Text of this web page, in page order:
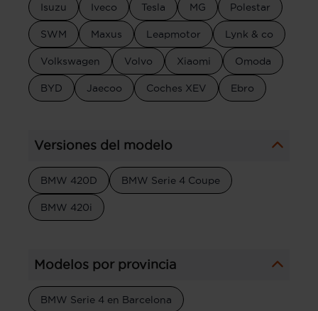
Isuzu Iveco Tesla MG Polestar
SWM Maxus Leapmotor Lynk & co
Volkswagen Volvo Xiaomi Omoda
BYD Jaecoo Coches XEV Ebro
Versiones del modelo
BMW 420D BMW Serie 4 Coupe
BMW 420i
Modelos por provincia
BMW Serie 4 en Barcelona